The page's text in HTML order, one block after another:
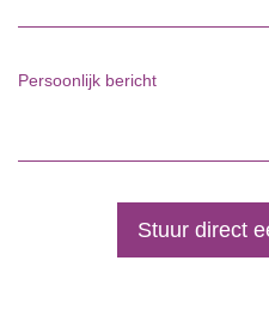
Persoonlijk bericht
Stuur direct